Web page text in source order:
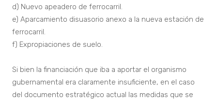
d) Nuevo apeadero de ferrocarril.
e) Aparcamiento disuasorio anexo a la nueva estación de
ferrocarril.
f) Expropiaciones de suelo.
Si bien la financiación que iba a aportar el organismo
gubernamental era claramente insuficiente, en el caso
del documento estratégico actual las medidas que se